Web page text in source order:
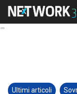
Ultimi articoli